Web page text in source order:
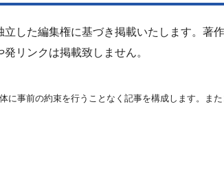
した編集権に基づき掲載いたします。著
リンクは掲載致しません。
に事前の約束を行うことなく記事を構成します。ま